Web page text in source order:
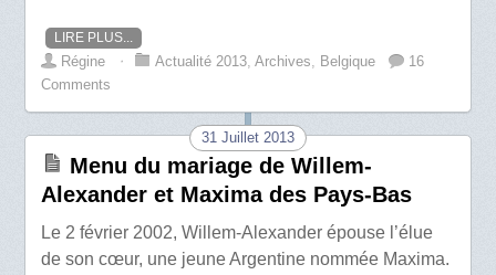
LIRE PLUS...
Régine ⋅ Actualité 2013,Archives, Belgique
16
Comments
31 Juillet 2013
Menu du mariage de Willem-
Alexander et Maxima des Pays-Bas
Le 2 février 2002, Willem-Alexander épouse l’élue
de son cœur, une jeune Argentine nommée Maxima.